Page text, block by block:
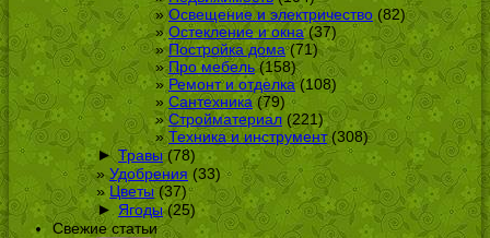
Освещение и электричество (82)
Остекление и окна(37)
Постройка дома(71)
Про мебель(158)
Ремонт и отделка(108)
Сантехника(79)
Стройматериал (221)
Техника и инструмент(308)
► Травы(78)
Удобрения (33)
Цветы(37)
► Ягоды(25)
Свежие статьи